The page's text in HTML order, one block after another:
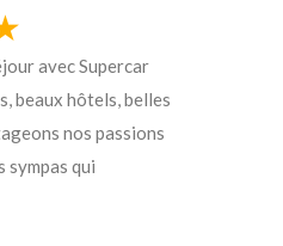
avec Supercar
beaux hôtels, belles
nos passions
sympas qui